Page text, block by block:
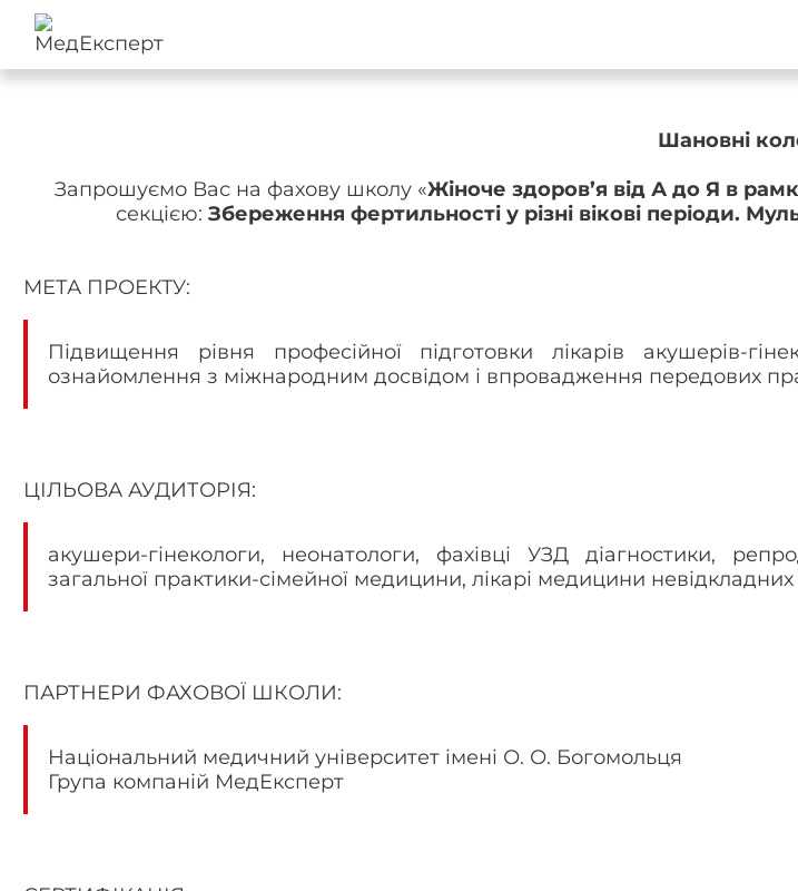
Шановні
Запрошуємо Вас на фахову школу «Жіноче здоров’я від А до Я в
секцією: Збереження фертильності у різні вікові періоди.
МЕТА ПРОЕКТУ:
Підвищення рівня професійної підготовки лікарів акушерів-
ознайомлення з міжнародним досвідом і впровадження передових
ЦІЛЬОВА АУДИТОРІЯ:
акушери-гінекологи, неонатологи, фахівці УЗД діагностики,
загальної практики-сімейної медицини, лікарі медицини невідкладних
ПАРТНЕРИ ФАХОВОЇ ШКОЛИ:
Національний медичний університет імені О. О. Богомольця
Група компаній МедЕксперт